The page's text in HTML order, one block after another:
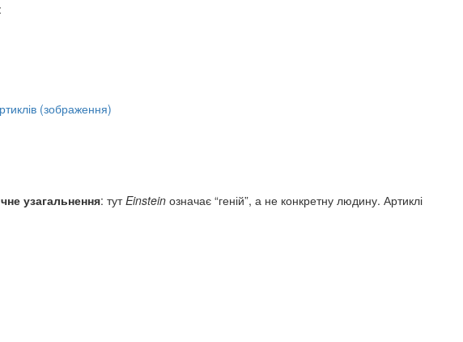
узагальнення: тутEinstein означає “геній”, а не конкретну людину. Артиклі